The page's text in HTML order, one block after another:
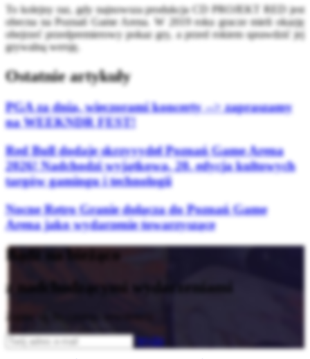
To kolejny raz, gdy najnowsza produkcja CD PROJEKT RED jest
obecna na Poznań Game Arena. W 2019 roku gracze mieli okazję
obejrzeć przedpremierowy pokaz gry, a przed rokiem sprawdzić jej
grywalną wersję.
Ostatnie artykuły
PGA za dnia, wieczorami koncerty --> zapraszamy
na WEEKNDR FEST!
Red Bull dodaje skrzyyydeł Poznań Game Arena
2026! Nadchodzi wyjątkowa, 20. edycja kultowych
targów gamingu i technologii
Nocne Retro Granie dołącza do Poznań Game
Arena jako wydarzenie towarzyszące
Bądź na bieżąco
z nadchodzącymi wydarzeniami
Wyślij